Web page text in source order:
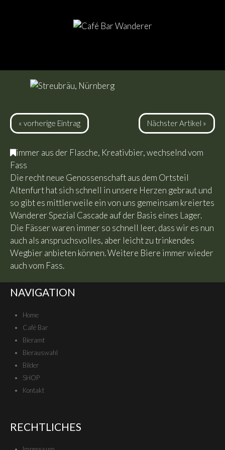
« vorherige Eintrag Nächster Artikel »
immer aus der Flasche, Kreativbier,wechselnd vom
Fass
Die recht neue Genossenschaft aus dem Ortsteil
Altenfurt hat sich schnell in unsere Herzen gebraut und
so gibt es mittlerweile ein von uns gemeinsam kreiertes
Wanderer Spezial Cascade auf der Basis eines Lager.
Die Fässer waren immer so schnell leer, dass wir es nun
auch als anspruchsvolles, aber leicht zu trinkendes
Wegbier anbieten können. Weitere Biere immer wieder
auch vom Fass.
NAVIGATION
Home
Café Bar
Bieramt
Bierauswahl
Bilder
SHOP
Kontakt
RECHTLICHES